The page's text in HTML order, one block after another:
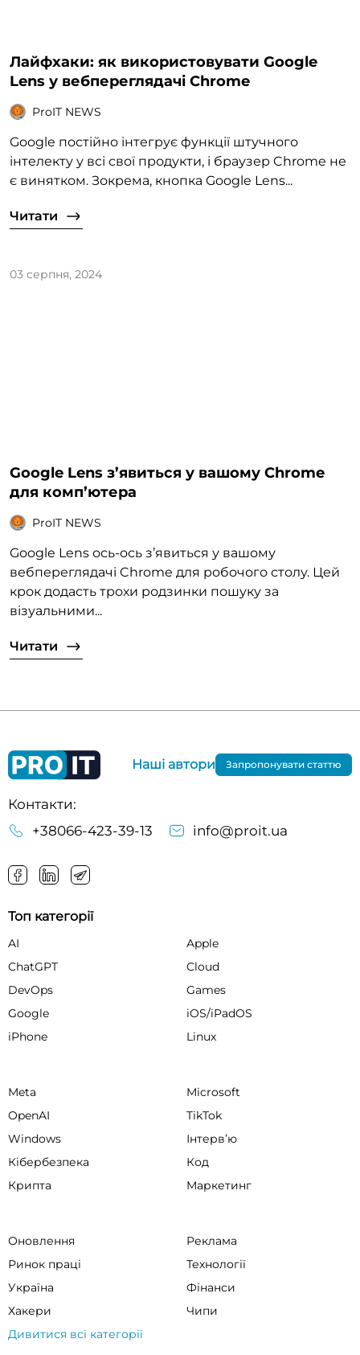
Лайфхаки: як використовувати Google
Lens у вебпереглядачі Chrome
ProIT NEWS
Google постійно інтегрує функції штучного
інтелекту у всі свої продукти, і браузер Chrome не
є винятком. Зокрема, кнопка Google Lens...
Читати
03 серпня, 2024
Google Lens з’явиться у вашому Chrome
для комп’ютера
ProIT NEWS
Google Lens ось-ось з’явиться у вашому
вебпереглядачі Chrome для робочого столу. Цей
крок додасть трохи родзинки пошуку за
візуальними...
Читати
Контакти:
+38066-423-39-13
info@proit.ua
Наші автори Запропонувати статтю
Топ категорії
AI
Apple
ChatGPT
Cloud
DevOps
Games
Google
iOS/iPadOS
iPhone
Linux
Meta
Microsoft
OpenAI
TikTok
Windows
Інтервʼю
Кібербезпека
Код
Крипта
Маркетинг
Оновлення
Реклама
Ринок праці
Технології
Україна
Фінанси
Хакери
Чипи
Дивитися всі категорії